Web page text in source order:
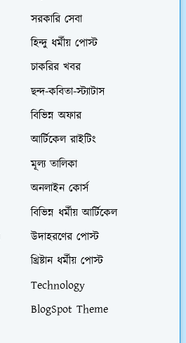
সরকারি সেবা
হিন্দু ধর্মীয় পোস্ট
চাকরির খবর
ছন্দ-কবিতা-স্ট্যাটাস
বিভিন্ন অফার
আর্টিকেল রাইটিং
মূল্য তালিকা
অনলাইন কোর্স
বিভিন্ন ধর্মীয় আর্টিকেল
উদাহরণের পোস্ট
খ্রিষ্টান ধর্মীয় পোস্ট
Technology
BlogSpot Theme